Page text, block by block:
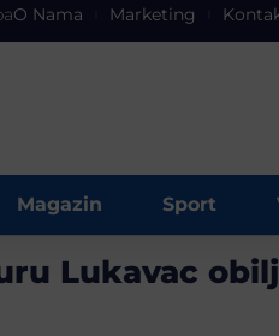
O Nama Marketing
Magazin Sport
Lukavac